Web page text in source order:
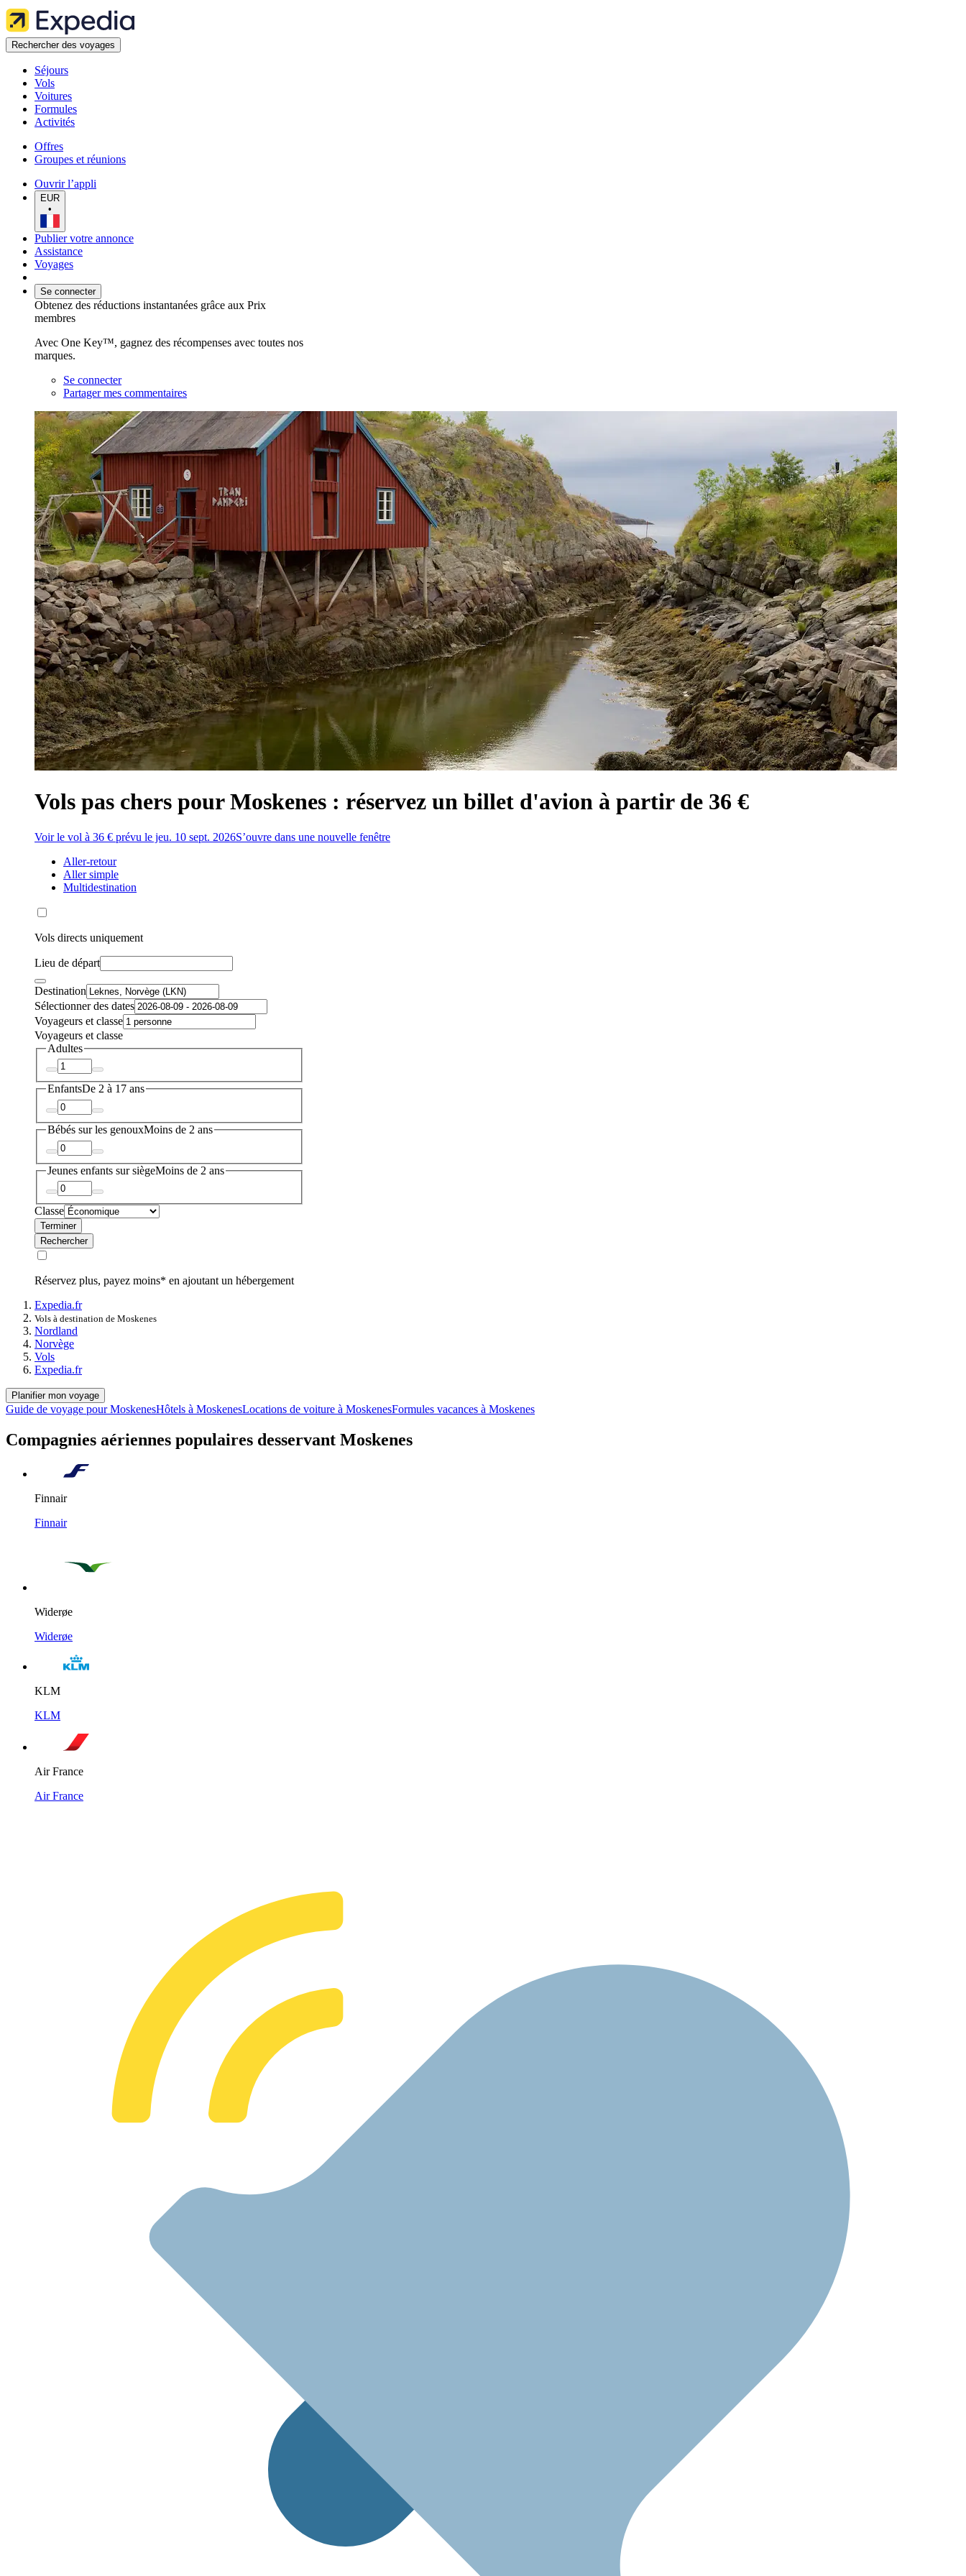
Rechercher des voyages
Séjours
Vols
Voitures
Formules
Activités
Offres
Groupes et réunions
Ouvrir l’appli
EUR
•
Publier votre annonce
Assistance
Voyages
Se connecter
Obtenez des réductions instantanées grâce aux Prix
membres
Avec One Key™, gagnez des récompenses avec toutes nos
marques.
Se connecter
Partager mes commentaires
Vols pas chers pour Moskenes : réservez un billet d'avion à partir de 36 €
Voir le vol à 36 € prévu le jeu. 10 sept. 2026S’ouvre dans une nouvelle fenêtre
Aller-retour
Aller simple
Multidestination
Vols directs uniquement
Lieu de départ
Destination
Sélectionner des dates
Voyageurs et classe
Voyageurs et classe
Adultes
EnfantsDe 2 à 17 ans
Bébés sur les genouxMoins de 2 ans
Jeunes enfants sur siègeMoins de 2 ans
Classe
Terminer
Rechercher
Réservez plus, payez moins* en ajoutant un hébergement
Expedia.fr
Vols à destination de Moskenes
Nordland
Norvège
Vols
Expedia.fr
Planifier mon voyage
Guide de voyage pour MoskenesHôtels à MoskenesLocations de voiture à MoskenesFormules vacances à Moskenes
Compagnies aériennes populaires desservant Moskenes
Finnair
Finnair
Widerøe
Widerøe
KLM
KLM
Air France
Air France